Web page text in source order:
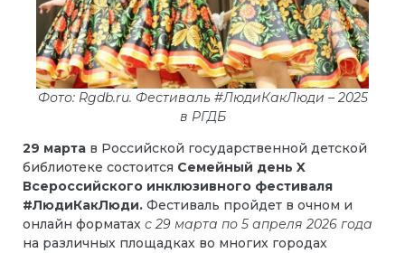
Фото: Rgdb.ru. Фестиваль #ЛюдиКакЛюди – 2025
в РГДБ
29 марта в Российской государственной детской
библиотеке состоится Семейный день X
Всероссийского инклюзивного фестиваля
#ЛюдиКакЛюди. Фестиваль пройдет в очном и
онлайн форматах с 29 марта по 5 апреля 2026 года
на различных площадках во многих городах